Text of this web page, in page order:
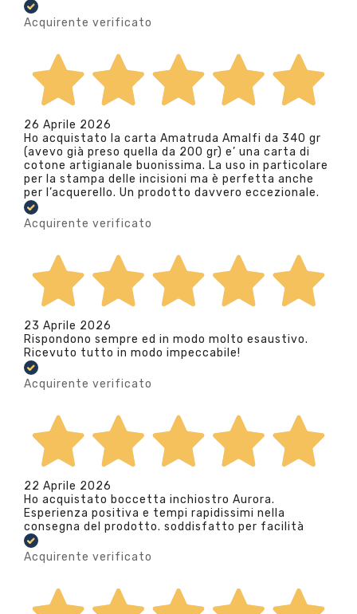
Acquirente verificato
26 Aprile 2026
Ho acquistato la carta Amatruda Amalfi da 340 gr
(avevo già preso quella da 200 gr) e’ una carta di
cotone artigianale buonissima. La uso in particolare
per la stampa delle incisioni ma è perfetta anche
per l’acquerello. Un prodotto davvero eccezionale.
Acquirente verificato
23 Aprile 2026
Rispondono sempre ed in modo molto esaustivo.
Ricevuto tutto in modo impeccabile!
Acquirente verificato
22 Aprile 2026
Ho acquistato boccetta inchiostro Aurora.
Esperienza positiva e tempi rapidissimi nella
consegna del prodotto. soddisfatto per facilità
Acquirente verificato